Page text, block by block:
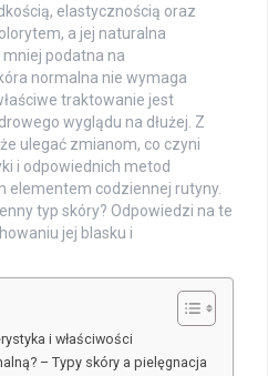
elastycznością oraz
a jej naturalna
podatna na
normalna nie wymaga
traktowanie jest
wyglądu na dłużej. Z
ulegać zmianom, co czyni
i odpowiednich metod
elementem codziennej rutyny.
typ skóry? Odpowiedzi na te
jej blasku i
i właściwości
– Typy skóry a pielęgnacja